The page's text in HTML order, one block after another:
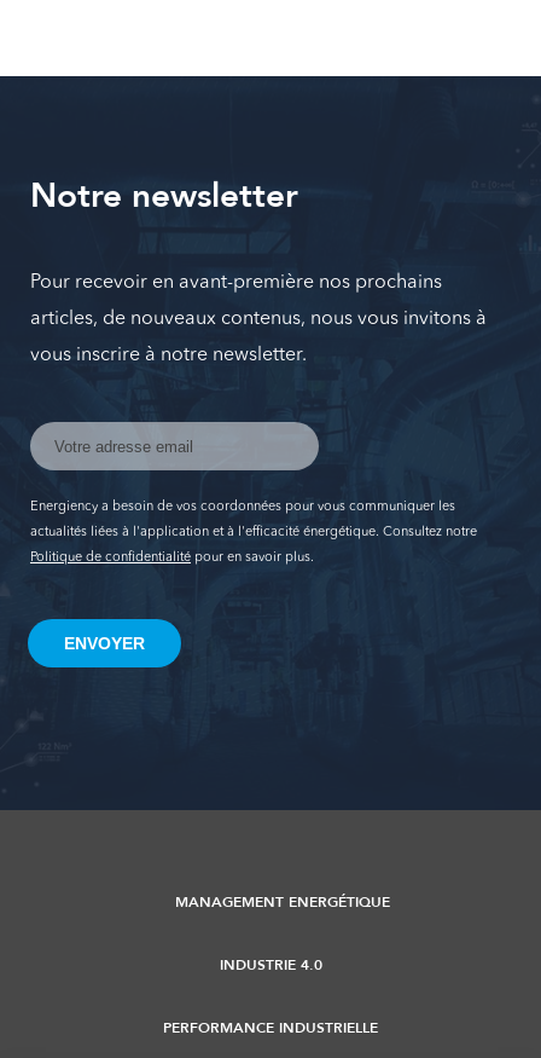
Notre newsletter
Pour recevoir en avant-première nos prochains
articles, de nouveaux contenus, nous vous invitons à
vous inscrire à notre newsletter.
Energiency a besoin de vos coordonnées pour vous communiquer les
actualités liées à l'application et à l'efficacité énergétique. Consultez notre
Politique de confidentialité pour en savoir plus.
MANAGEMENT ENERGÉTIQUE
INDUSTRIE 4.0
PERFORMANCE INDUSTRIELLE